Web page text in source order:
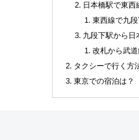
日本橋駅で東西
東西線で九
九段下駅から日
改札から武
タクシーで行く方
東京での宿泊は？